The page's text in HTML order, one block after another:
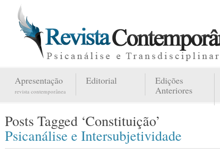
Apresentação
revista contemporânea
Editorial
Edições
Anteriores
Posts Tagged ‘Constituição’
Psicanálise e Intersubjetividade